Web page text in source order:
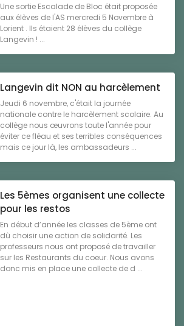
Une sortie Escalade de Bloc était proposée
aux élèves de l'AS mercredi 5 Novembre à
Lorient . Ils étaient 28 élèves du collège
Langevin ! ...
Langevin dit NON au harcèlement
Jeudi 6 novembre, c'était la journée
nationale contre le harcèlement scolaire. Au
collège nous œuvrons toute l'année pour
éviter ce fléau et ses terribles conséquences
mais ce jour là, les ambassadeurs ...
Les 5èmes organisent une collecte
pour les restos
En début d’année les classes de 5ème ont
dû choisir une action de solidarité. Les
professeurs nous ont proposé de travailler
sur les Restaurants du coeur. Nous avons
donc mis en place une collecte de d ...